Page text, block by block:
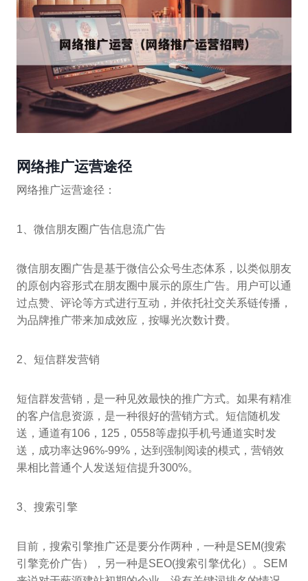
网络推广运营途径
网络推广运营途径：
1、微信朋友圈广告信息流广告
微信朋友圈广告是基于微信公众号生态体系，以类似朋友
的原创内容形式在朋友圈中展示的原生广告。用户可以通
过点赞、评论等方式进行互动，并依托社交关系链传播，
为品牌推广带来加成效应，按曝光次数计费。
2、短信群发营销
短信群发营销，是一种见效最快的推广方式。如果有精准
的客户信息资源，是一种很好的营销方式。短信随机发
送，通道有106，125，0558等虚拟手机号通道实时发
送，成功率达96%-99%，达到强制阅读的模式，营销效
果相比普通个人发送短信提升300%。
3、搜索引擎
目前，搜索引擎推广还是要分作两种，一种是SEM(搜索
引擎竞价广告），另一种是SEO(搜索引擎优化）。SEM